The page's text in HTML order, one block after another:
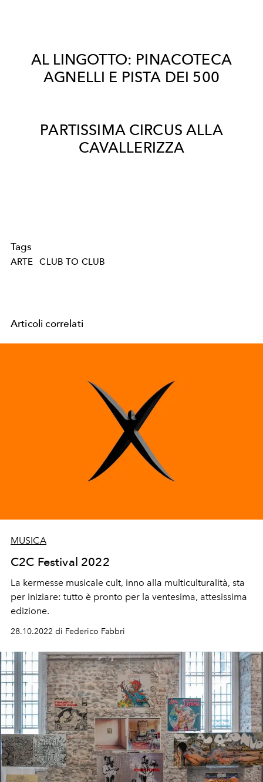
AL LINGOTTO: PINACOTECA
AGNELLI E PISTA DEI 500
PARTISSIMA CIRCUS ALLA
CAVALLERIZZA
Tags
ARTE CLUB TO CLUB
Articoli correlati
MUSICA
C2C Festival 2022
La kermesse musicale cult, inno alla multiculturalità, sta
per iniziare: tutto è pronto per la ventesima, attesissima
edizione.
28.10.2022 di Federico Fabbri